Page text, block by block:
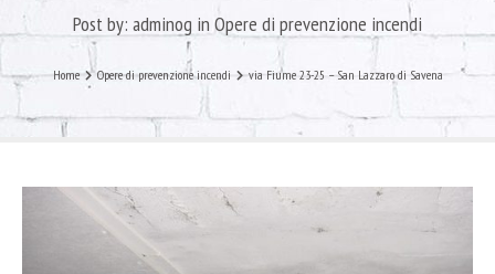
Post by: adminog in Opere di prevenzione incendi
Home Opere di prevenzione incendi via Fiume 23-25 – San Lazzaro di Savena